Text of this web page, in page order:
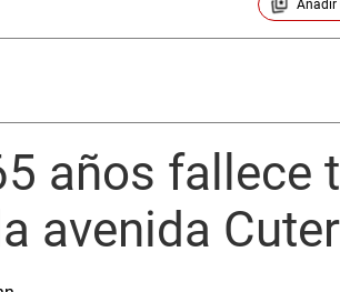
Añadir
años fallece
avenida